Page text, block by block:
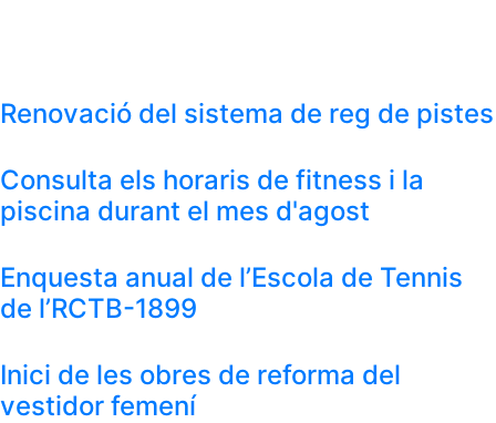
Renovació del sistema de reg de pistes
Consulta els horaris de fitness i la
piscina durant el mes d'agost
Enquesta anual de l’Escola de Tennis
de l’RCTB-1899
Inici de les obres de reforma del
vestidor femení